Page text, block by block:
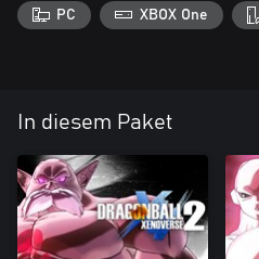
PC XBOX One
In diesem Paket